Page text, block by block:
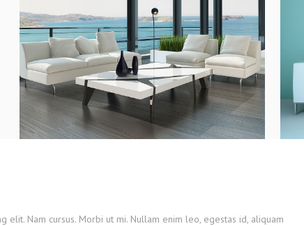
elit. Nam cursus. Morbi ut mi. Nullam enim leo, egestas id, aliquam